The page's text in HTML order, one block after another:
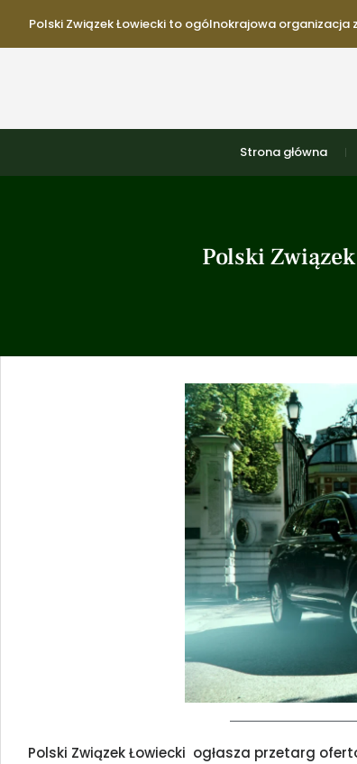
Polski Związek Łowiecki to ogólnokrajowa organizacja
Strona główna
Polski
Polski Związek Łowiecki ogłasza przetarg